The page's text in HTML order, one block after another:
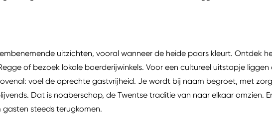
uitzichten, vooral wanneer de heide paars kleurt. Ontdek
of bezoek lokale boerderijwinkels. Voor een cultureel uitstapje liggen
voel de oprechte gastvrijheid. Je wordt bij naam begroet, met zorg
Dat is noaberschap, de Twentse traditie van naar elkaar omzien.
steeds terugkomen.